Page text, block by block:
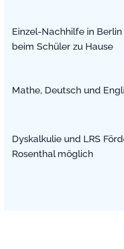
Einzel-Nachhilfe in Berlin
beim Schüler zu Hause
Mathe, Deutsch und
Dyskalkulie und LRS
Rosenthal möglich